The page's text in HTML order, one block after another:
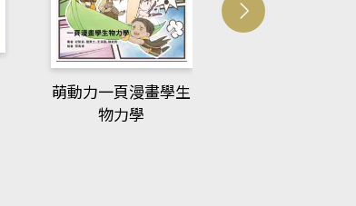
萌動力一頁漫畫學生
物力學